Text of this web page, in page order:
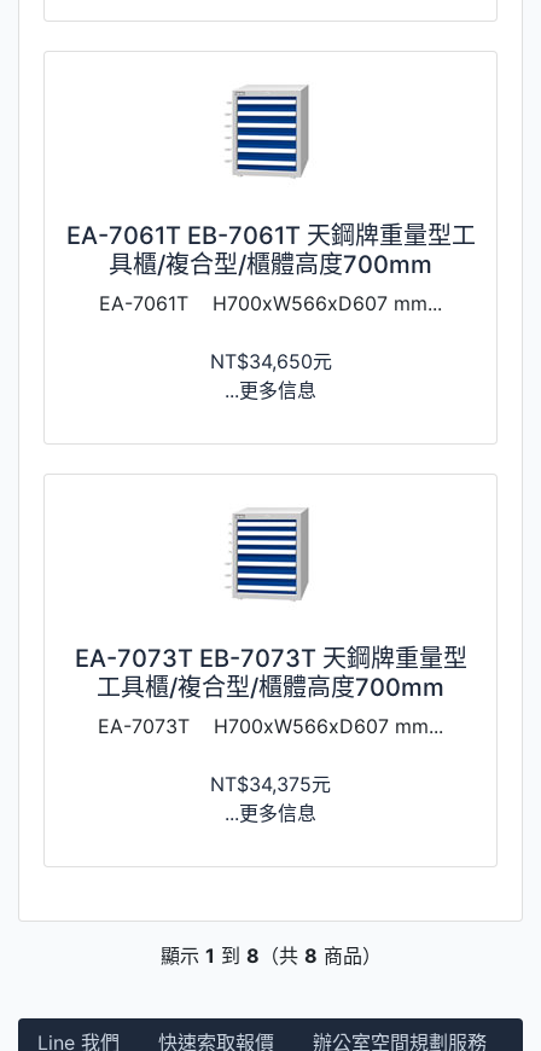
EA-7061T EB-7061T 天鋼牌重量型工
具櫃/複合型/櫃體高度700mm
EA-7061T H700xW566xD607 mm...
NT$34,650元
...更多信息
EA-7073T EB-7073T 天鋼牌重量型
工具櫃/複合型/櫃體高度700mm
EA-7073T H700xW566xD607 mm...
NT$34,375元
...更多信息
顯示 1 到 8 （共 8 商品）
Line 我們 快速索取報價 辦公室空間規劃服務